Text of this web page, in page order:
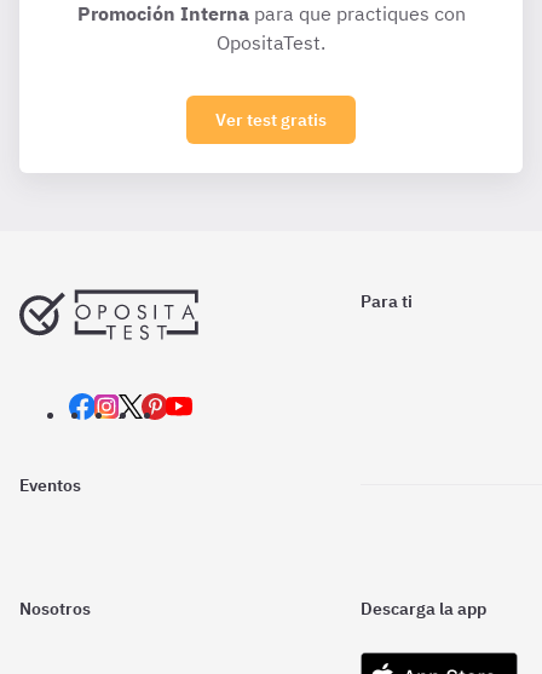
Promoción Internapara que practiques con
OpositaTest.
Ver test gratis
Para ti
Eventos
Nosotros Descarga la app